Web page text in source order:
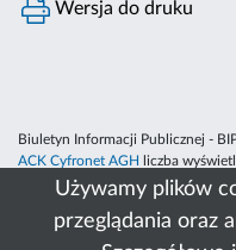
Używamy plików
przeglądania oraz
Wersja do druku
Biuletyn Informacji Publicznej -
ACK Cyfronet AGH
liczba